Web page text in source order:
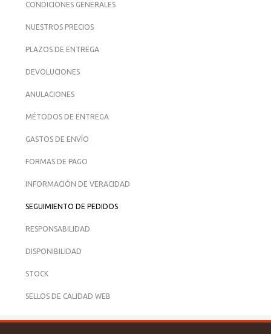
CONDICIONES GENERALES
NUESTROS PRECIOS
PLAZOS DE ENTREGA
DEVOLUCIONES
ANULACIONES
MÉTODOS DE ENTREGA
GASTOS DE ENVÍO
FORMAS DE PAGO
INFORMACIÓN DE VERACIDAD
SEGUIMIENTO DE PEDIDOS
RESPONSABILIDAD
DISPONIBILIDAD
STOCK
SELLOS DE CALIDAD WEB